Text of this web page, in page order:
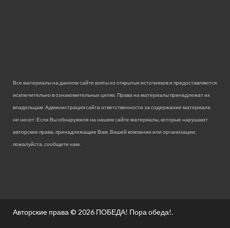
Все материалы на данном сайте взяты из открытых источников и предоставляются
исключительно в ознакомительных целях. Права на материалы принадлежат их
владельцам. Администрация сайта ответственности за содержание материала
не несет. Если Вы обнаружили на нашем сайте материалы, которые нарушают
авторские права, принадлежащие Вам, Вашей компании или организации,
пожалуйста, сообщите нам.
Авторские права © 2026 ПОБЕДА! Пора обеда!.